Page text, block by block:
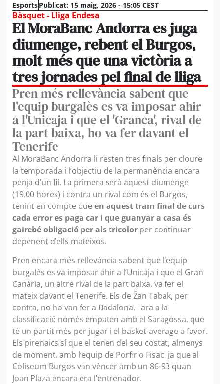
EsportsPublicat: 15 maig, 2026 - 15:05 CEST
Bàsquet - Lliga Endesa
El MoraBanc Andorra es juga
diumenge, rebent el Burgos,
molt més que una victòria a
tres jornades pel final de lliga
Pren més rellevància sabent que
l'equip burgalès es va imposar ahir
a l'Unicaja i que el 'Granca', rival de
la part baixa, ho va fer davant el
Tenerife
Al MoraBanc Andorra li resten tres finals per cloure
la temporada i l’objectiu de la permanència encara
penja d’un fil. La primera serà aquest diumenge
(19.00 hores) i contra un rival com és el Burgos,
tenint en compte que en aquest tram final de curs
cada error es paga car i que guanyar a casa és
gairebé obligació per als tricolor per continuar
depenent d’ells mateixos.
Pren encara més rellevància sabent que l’equip
burgalès es va imposar ahir a l’Unicaja i que el Gran
Canària, un altre rival de la part baixa, va fer el
mateix davant el Tenerife. Els de Žan Tabak, per
contra, no ho van fer a Badalona, i ara a la
classificació només empaten amb el Saragossa, que
té un partit més per jugar i el basket-average a favor.
Els pirenaics sí que el tenen del seu costat, almenys
de moment, amb l’equip de Porfirio Fisac, ja que al
Coliseum Burgos van vèncer amb un 86-93 quan
Joan Plaza encara era l’entrenador.